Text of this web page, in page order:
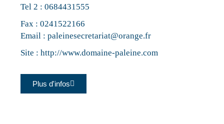
Tel 2 :0684431555
Fax : 0241522166
Email :paleinesecretariat@orange.fr
Site :http://www.domaine-paleine.com
Plus d'infos